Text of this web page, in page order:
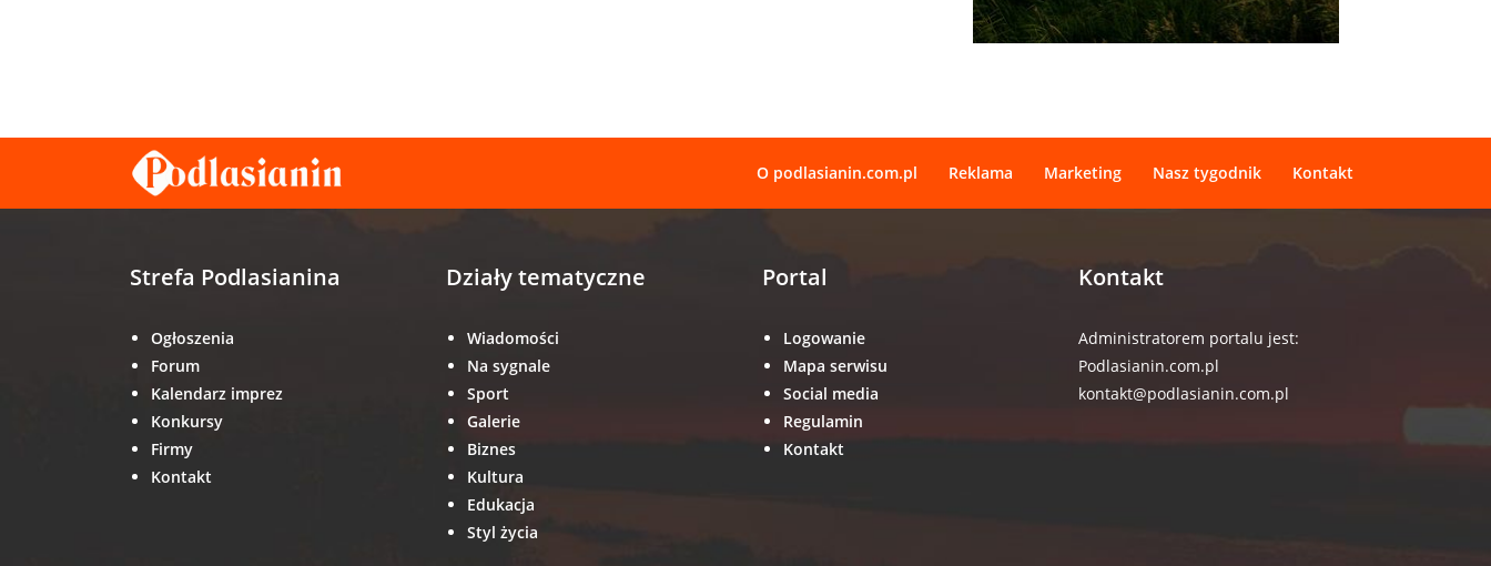
O podlasianin.com.pl Reklama Marketing Nasz tygodnik Kontakt
Strefa Podlasianina
Ogłoszenia
Forum
Kalendarz imprez
Konkursy
Firmy
Kontakt
Działy tematyczne
Wiadomości
Na sygnale
Sport
Galerie
Biznes
Kultura
Edukacja
Styl życia
Portal
Logowanie
Mapa serwisu
Social media
Regulamin
Kontakt
Kontakt
Administratorem portalu jest:
Podlasianin.com.pl
kontakt@podlasianin.com.pl